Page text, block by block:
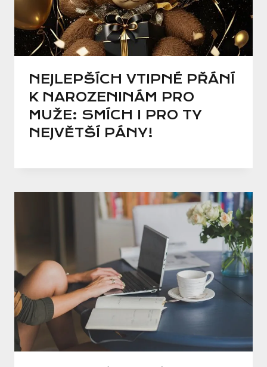
NEJLEPŠÍCH VTIPNÉ PŘÁNÍ
K NAROZENINÁM PRO
MUŽE: SMÍCH I PRO TY
NEJVĚTŠÍ PÁNY!